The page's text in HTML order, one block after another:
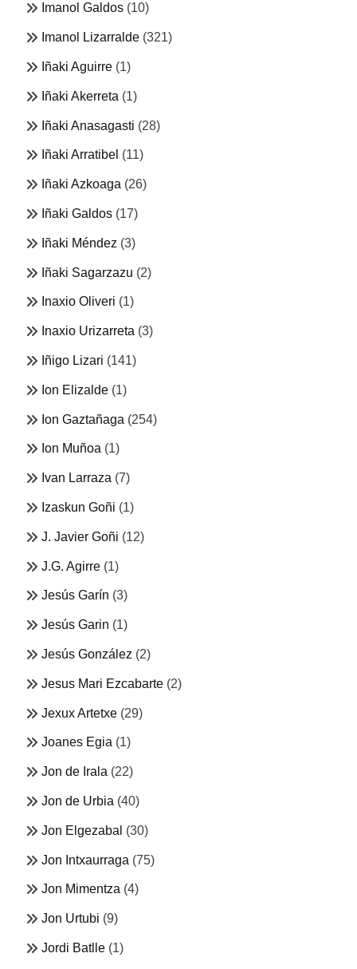
Imanol Galdos (10)
Imanol Lizarralde (321)
Iñaki Aguirre (1)
Iñaki Akerreta (1)
Iñaki Anasagasti (28)
Iñaki Arratibel (11)
Iñaki Azkoaga (26)
Iñaki Galdos (17)
Iñaki Méndez (3)
Iñaki Sagarzazu (2)
Inaxio Oliveri (1)
Inaxio Urizarreta (3)
Iñigo Lizari (141)
Ion Elizalde (1)
Ion Gaztañaga (254)
Ion Muñoa (1)
Ivan Larraza (7)
Izaskun Goñi (1)
J. Javier Goñi (12)
J.G. Agirre (1)
Jesús Garín (3)
Jesús Garin (1)
Jesús González (2)
Jesus Mari Ezcabarte (2)
Jexux Artetxe (29)
Joanes Egia (1)
Jon de Irala (22)
Jon de Urbia (40)
Jon Elgezabal (30)
Jon Intxaurraga (75)
Jon Mimentza (4)
Jon Urtubi (9)
Jordi Batlle (1)